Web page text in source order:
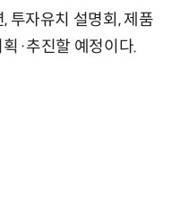
투자유치 설명회, 제품
·추진할 예정이다.